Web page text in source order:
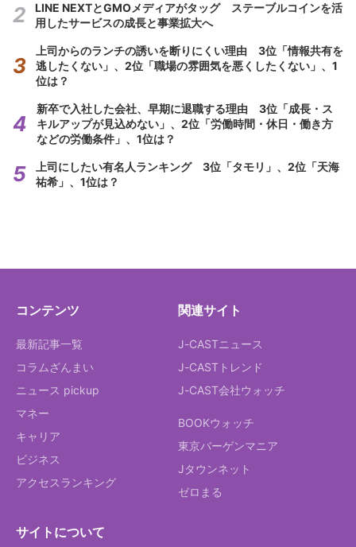
LINE NEXTとGMOメディアがタッグ ステーブルコインを活
用したサービスの成長と事業拡大へ
上司からのランチの誘いを断りにくい理由 3位「情報共有を
逃したくない」、2位「職場の雰囲気を悪くしたくない」、1
位は？
新卒で入社した会社、早期に退職する理由 3位「成長・ス
キルアップが見込めない」、2位「労働時間・休日・働き方
などの労働条件」、1位は？
上司にしたい有名人ランキング 3位「タモリ」、2位「天海
祐希」、1位は？
コンテンツ
最新記事一覧
コラムざんまい
ニュース pickup
マネー
キャリア
ビジネス
アクセスランキング
関連サイト
J-CASTニュース
J-CASTトレンド
J-CAST会社ウォッチ
BOOKウォッチ
東京バーゲンマニア
Jタウンネット
ゼロまる
サイトについて